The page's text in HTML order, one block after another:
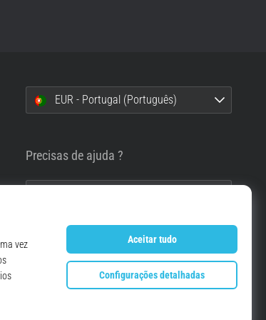
EUR - Portugal (Português)
Precisas de ajuda ?